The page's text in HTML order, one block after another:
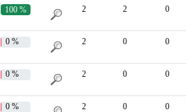
100 % 2 2 0
0 % 2 0 0
0 % 2 0 0
0 % 2 0 0